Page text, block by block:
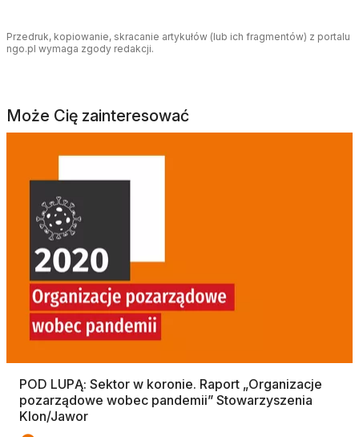
Przedruk, kopiowanie, skracanie artykułów (lub ich fragmentów) z portalu
ngo.pl wymaga zgody redakcji.
Może Cię zainteresować
POD LUPĄ: Sektor w koronie. Raport „Organizacje
pozarządowe wobec pandemii” Stowarzyszenia
Klon/Jawor